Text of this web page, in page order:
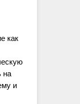
как
на
и